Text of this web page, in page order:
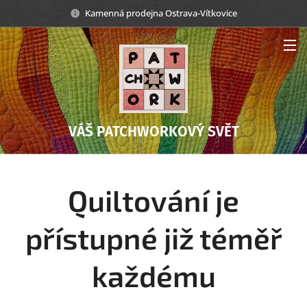
Kamenná prodejna Ostrava-Vítkovice
VÁŠ PATCHWORKOVÝ SVĚT
Quiltování je
přístupné již téměř
každému